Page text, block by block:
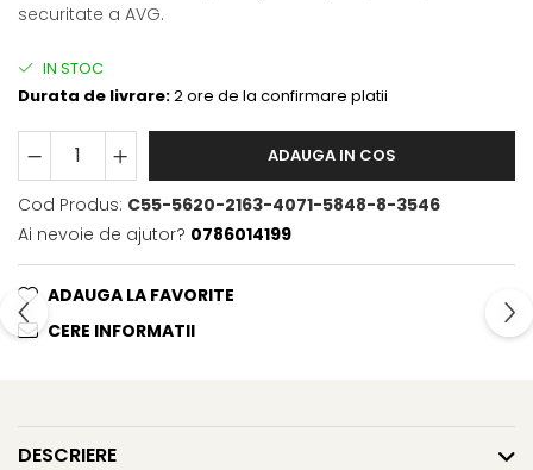
securitate a AVG.
IN STOC
Durata de livrare:2 ore de la confirmare platii
ADAUGA IN COS
Cod Produs: C55-5620-2163-4071-5848-8-3546
Ai nevoie de ajutor? 0786014199
ADAUGA LA FAVORITE
CERE INFORMATII
DESCRIERE